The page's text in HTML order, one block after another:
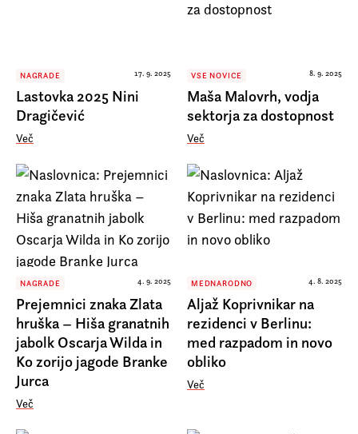
NAGRADE 17. 9. 2025
Lastovka 2025 Nini
Dragičević
Več
VSE NOVICE 8. 9. 2025
Maša Malovrh, vodja
sektorja za dostopnost
Več
NAGRADE 4. 9. 2025
Prejemnici znaka Zlata
hruška – Hiša granatnih
jabolk Oscarja Wilda in
Ko zorijo jagode Branke
Jurca
Več
MEDNARODNO 4. 8. 2025
Aljaž Koprivnikar na
rezidenci v Berlinu:
med razpadom in novo
obliko
Več